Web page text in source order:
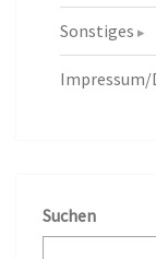
Sonstiges
Suchen